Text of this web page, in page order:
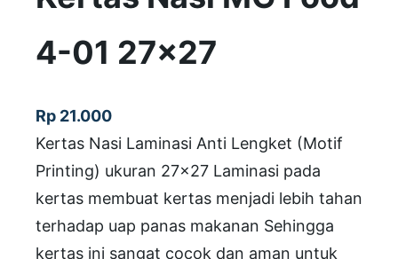
4-01 27×27
Rp 21.000
Kertas Nasi Laminasi Anti Lengket (Motif
Printing) ukuran 27×27 Laminasi pada
kertas membuat kertas menjadi lebih tahan
terhadap uap panas makanan Sehingga
kertas ini sangat cocok dan aman untuk